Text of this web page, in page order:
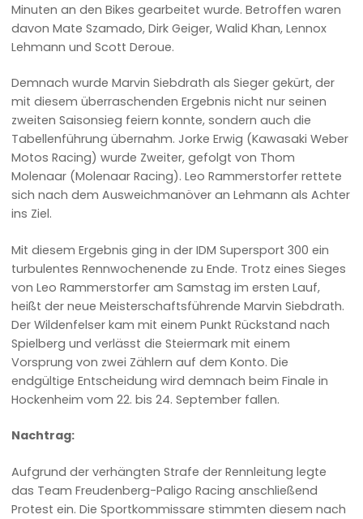
Minuten an den Bikes gearbeitet wurde. Betroffen waren
davon Mate Szamado, Dirk Geiger, Walid Khan, Lennox
Lehmann und Scott Deroue.
Demnach wurde Marvin Siebdrath als Sieger gekürt, der
mit diesem überraschenden Ergebnis nicht nur seinen
zweiten Saisonsieg feiern konnte, sondern auch die
Tabellenführung übernahm. Jorke Erwig (Kawasaki Weber
Motos Racing) wurde Zweiter, gefolgt von Thom
Molenaar (Molenaar Racing). Leo Rammerstorfer rettete
sich nach dem Ausweichmanöver an Lehmann als Achter
ins Ziel.
Mit diesem Ergebnis ging in der IDM Supersport 300 ein
turbulentes Rennwochenende zu Ende. Trotz eines Sieges
von Leo Rammerstorfer am Samstag im ersten Lauf,
heißt der neue Meisterschaftsführende Marvin Siebdrath.
Der Wildenfelser kam mit einem Punkt Rückstand nach
Spielberg und verlässt die Steiermark mit einem
Vorsprung von zwei Zählern auf dem Konto. Die
endgültige Entscheidung wird demnach beim Finale in
Hockenheim vom 22. bis 24. September fallen.
Nachtrag:
Aufgrund der verhängten Strafe der Rennleitung legte
das Team Freudenberg-Paligo Racing anschließend
Protest ein. Die Sportkommissare stimmten diesem nach